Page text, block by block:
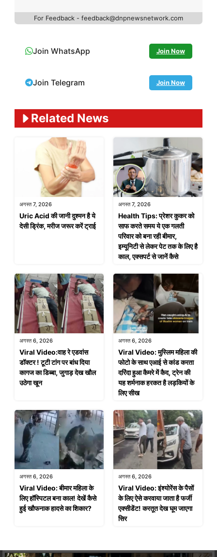
For Feedback - feedback@dnpnewsnetwork.com
Join WhatsApp Join Now
Join Telegram Join Now
Related News
अगस्त 7, 2026
Uric Acid की जानी दुश्मन है ये
देसी ड्रिंक, मरीज जरूर करें ट्राई
अगस्त 7, 2026
Health Tips: प्रेशर कुकर को
साफ करते समय ये एक गलती
परिवार को बना रही बीमार,
इम्यूनिटी से लेकर पेट तक के लिए है
काल, एक्सपर्ट से जानें कैसे
अगस्त 6, 2026
Viral Video:वाह रे एडवांस
डॉक्टर ! टूटी टांग पर बांध दिया
कागज का डिब्बा, जुगाड़ देख खौल
उठेगा खून
अगस्त 6, 2026
Viral Video: मुस्लिम महिला की
फोटो के साथ एआई से कांड करता
दरिंदा हुआ कैमरे में कैद, ट्रेन की
यह शर्मनाक हरकत है लड़कियों के
लिए सीख
अगस्त 6, 2026
Viral Video: बीमार महिला के
लिए हॉस्पिटल बना काल! देखें कैसे
हुई खौफनाक हादसे का शिकार?
अगस्त 6, 2026
Viral Video: इंश्योरेंस के पैसों
के लिए ऐसे करवाया जाता है फर्जी
एक्सीडेंट! करतूत देख घूम जाएगा
सिर